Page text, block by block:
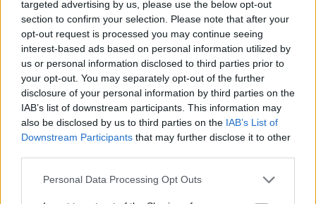
targeted advertising by us, please use the below opt-out
section to confirm your selection. Please note that after your
opt-out request is processed you may continue seeing
interest-based ads based on personal information utilized by
us or personal information disclosed to third parties prior to
your opt-out. You may separately opt-out of the further
disclosure of your personal information by third parties on the
IAB’s list of downstream participants. This information may
also be disclosed by us to third parties on the IAB’s List of
Downstream Participants that may further disclose it to other
Personal Data Processing Opt Outs
SOROZAT SOROZAT